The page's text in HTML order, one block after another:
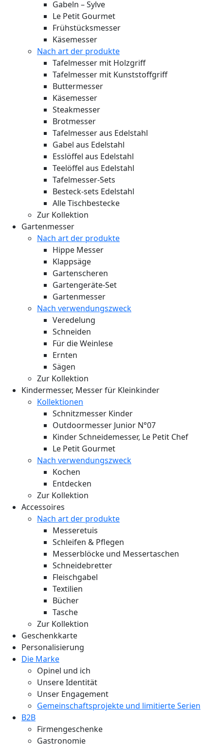
Gabeln – Sylve
Le Petit Gourmet
Frühstücksmesser
Käsemesser
Nach art der produkte
Tafelmesser mit Holzgriff
Tafelmesser mit Kunststoffgriff
Buttermesser
Käsemesser
Steakmesser
Brotmesser
Tafelmesser aus Edelstahl
Gabel aus Edelstahl
Esslöffel aus Edelstahl
Teelöffel aus Edelstahl
Tafelmesser-Sets
Besteck-sets Edelstahl
Alle Tischbestecke
Zur Kollektion
Gartenmesser
Nach art der produkte
Hippe Messer
Klappsäge
Gartenscheren
Gartengeräte-Set
Gartenmesser
Nach verwendungszweck
Veredelung
Schneiden
Für die Weinlese
Ernten
Sägen
Zur Kollektion
Kindermesser, Messer für Kleinkinder
Kollektionen
Schnitzmesser Kinder
Outdoormesser Junior N°07
Kinder Schneidemesser, Le Petit Chef
Le Petit Gourmet
Nach verwendungszweck
Kochen
Entdecken
Zur Kollektion
Accessoires
Nach art der produkte
Messeretuis
Schleifen & Pflegen
Messerblöcke und Messertaschen
Schneidebretter
Fleischgabel
Textilien
Bücher
Tasche
Zur Kollektion
Geschenkkarte
Personalisierung
Die Marke
Opinel und ich
Unsere Identität
Unser Engagement
Gemeinschaftsprojekte und limitierte Serien
B2B
Firmengeschenke
Gastronomie